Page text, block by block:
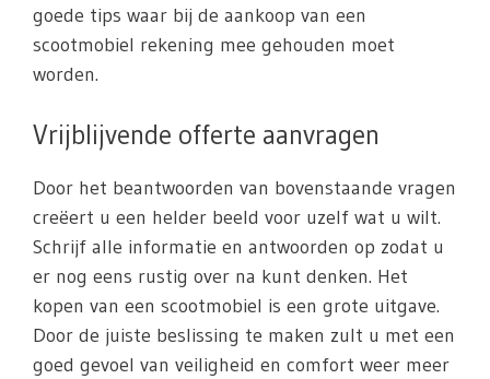
goede tips waar bij de aankoop van een
scootmobiel rekening mee gehouden moet
worden.
Vrijblijvende offerte aanvragen
Door het beantwoorden van bovenstaande vragen
creëert u een helder beeld voor uzelf wat u wilt.
Schrijf alle informatie en antwoorden op zodat u
er nog eens rustig over na kunt denken. Het
kopen van een scootmobiel is een grote uitgave.
Door de juiste beslissing te maken zult u met een
goed gevoel van veiligheid en comfort weer meer